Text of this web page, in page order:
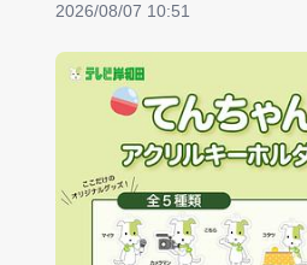
2026/08/07 10:51